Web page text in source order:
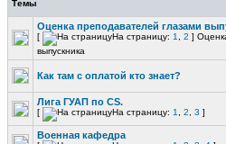
Темы
Оценка преподавателей глазами
[ На страницу: 1 2 ]
выпускника
Как там с оплатой кто знает?
Лига ГУАП по CS.
[ На страницу: 1 2 3 ]
Военная кафедра